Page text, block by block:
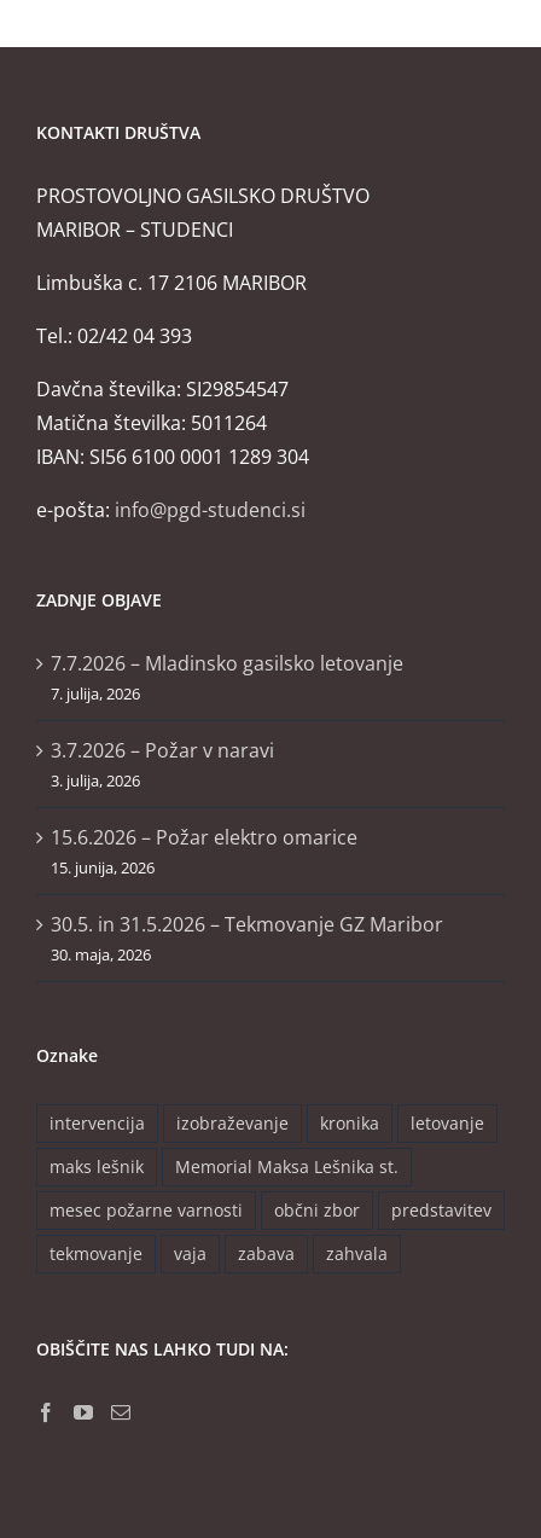
KONTAKTI DRUŠTVA
PROSTOVOLJNO GASILSKO DRUŠTVO
MARIBOR – STUDENCI
Limbuška c. 17 2106 MARIBOR
Tel.: 02/42 04 393
Davčna številka: SI29854547
Matična številka: 5011264
IBAN: SI56 6100 0001 1289 304
e-pošta: info@pgd-studenci.si
ZADNJE OBJAVE
7.7.2026 – Mladinsko gasilsko letovanje
7. julija, 2026
3.7.2026 – Požar v naravi
3. julija, 2026
15.6.2026 – Požar elektro omarice
15. junija, 2026
30.5. in 31.5.2026 – Tekmovanje GZ Maribor
30. maja, 2026
Oznake
intervencija izobraževanje kronika
letovanje
maks lešnik
Memorial Maksa Lešnika st.
mesec požarne varnosti
občni zbor
predstavitev
tekmovanje
vaja zabava zahvala
OBIŠČITE NAS LAHKO TUDI NA: